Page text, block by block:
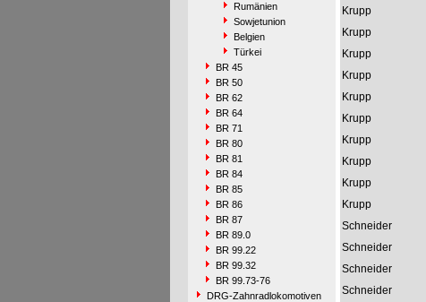
Rumänien
Sowjetunion
Belgien
Türkei
BR 45
BR 50
BR 62
BR 64
BR 71
BR 80
BR 81
BR 84
BR 85
BR 86
BR 87
BR 89.0
BR 99.22
BR 99.32
BR 99.73-76
DRG-Zahnradlokomotiven
Krupp
Krupp
Krupp
Krupp
Krupp
Krupp
Krupp
Krupp
Krupp
Krupp
Schneider
Schneider
Schneider
Schneider